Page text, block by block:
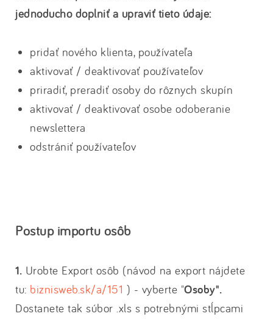
jednoducho doplniť a upraviť tieto údaje:
pridať nového klienta, používateľa
aktivovať / deaktivovať používateľov
priradiť, preradiť osoby do rôznych skupín
aktivovať / deaktivovať osobe odoberanie
newslettera
odstrániť používateľov
Postup importu osôb
1. Urobte Export osôb (návod na export nájdete
tu: biznisweb.sk/a/151 ) - vyberte "Osoby".
Dostanete tak súbor .xls s potrebnými stĺpcami